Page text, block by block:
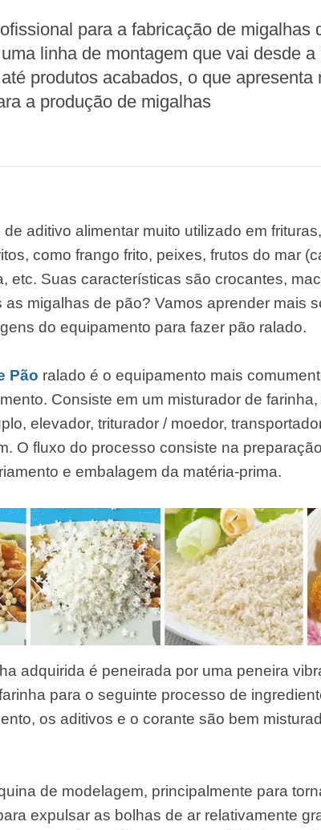
Defrosting
Line
Embalagem de
produção de
instantâneo
para a fabricação de migalhas
linha de montagem que vai desde
produtos acabados, o que apresenta
a produção de migalhas
aditivo alimentar muito utilizado em
como frango frito, peixes, frutos do mar
etc. Suas características são crocantes,
as migalhas de pão? Vamos aprender mais
do equipamento para fazer pão ralado.
Pão ralado é o equipamento mais
Consiste em um misturador de
elevador, triturador / moedor,
O fluxo do processo consiste na
e embalagem da matéria-prima.
adquirida é peneirada por uma peneira
para o seguinte processo de
os aditivos e o corante são bem
de modelagem, principalmente para
expulsar as bolhas de ar relativamente